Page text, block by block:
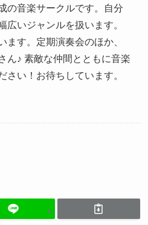
の音楽サークルです。自分
いジャンルを扱います。
す。定期演奏会のほか、
ん♪ 素敵な仲間とともに音楽
い！お待ちしています。